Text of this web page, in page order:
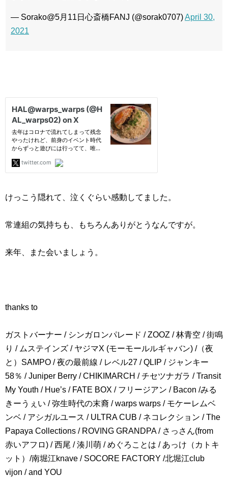
— Sorako@5月11日心斎橋FANJ (@sorak0707)April 30,
2021
けっこう隠れて、泣くぐらい感動してました。
常連組の気持ちも、もちろんありがとうなんですが。
来年、また会いましょう。
thanks to
ガストバーナー / シンガロンパレード / ZOOZ / 林青空 / 街鳴
り / ムステインズ / ヤジマX (モーモールルギャバン) /（夜
と）SAMPO / 夜の最前線 / レベル27 / QLIP / ジャンキー
58％ / Juniper Berry / CHIKIMARCH / チセツナガラ / Transit
My Youth / Hue’s / FATE BOX / フリージアン / Bacon /みる
きーうぇい / 弥生時代の末裔 / warps warps / モケーレムベ
ンベ / アシガルユース / ULTRA CUB / ネコレクション / The
Papaya Collections / ROVING GRANDPA / さっさん(from
赤いアフロ) / 西尾 / 湊川萌 / めぐろことは / あっけ（カトキ
ット）/南堀江knave / SOCORE FACTORY /北堀江club
vijon / and YOU